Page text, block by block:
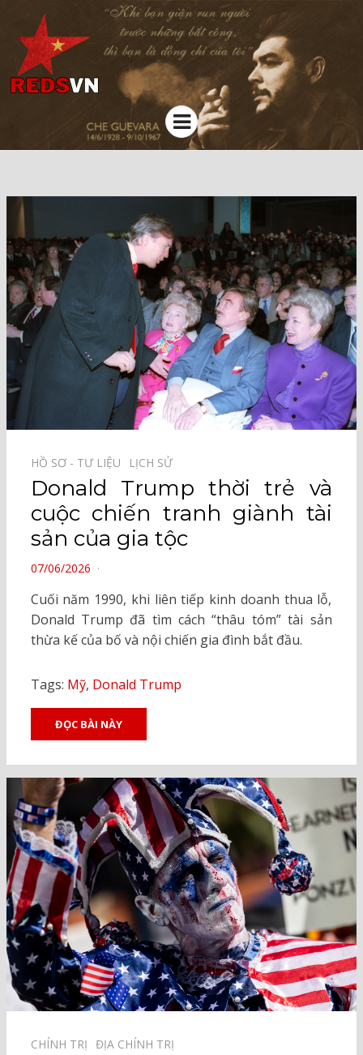
Kênh chia sẻ tri thức cộng đồng
Menu
HỒ SƠ - TƯ LIỆU⠀ LỊCH SỬ⠀
Donald Trump thời trẻ và
cuộc chiến tranh giành tài
sản của gia tộc
POSTED
07/06/2026
Cuối năm 1990, khi liên tiếp kinh doanh thua lỗ,
Donald Trump đã tìm cách “thâu tóm” tài sản
thừa kế của bố và nội chiến gia đình bắt đầu.
Tags: Mỹ, Donald Trump
ĐỌC BÀI NÀY
CHÍNH TRỊ⠀ ĐỊA CHÍNH TRỊ⠀